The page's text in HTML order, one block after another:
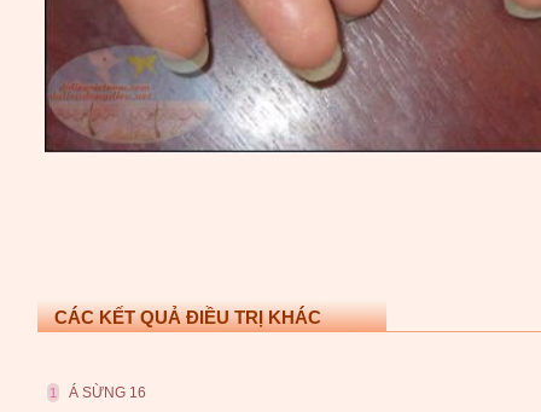
CÁC KẾT QUẢ ĐIỀU TRỊ KHÁC
1 Á SỪNG 16